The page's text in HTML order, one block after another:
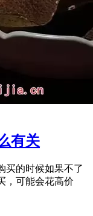
有关
买的时候如果不了
，可能会花高价